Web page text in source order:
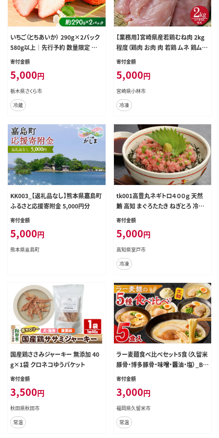
いちご（とちあいか） 290g×2パック
580g以上｜先行予約 数量限定 栃
木県 果物 くだもの フルーツ 苺 イチ
寄付金額
5,000円
栃木県さくら市
冷蔵
【業務用】宮崎県産若鶏むね肉 2kg
程度（鶏肉 お肉 肉 若鶏 ムネ 鶏ムネ
鶏むね肉 ムネ肉 業務用 切り身 唐揚
寄付金額
5,000円
宮崎県小林市
冷凍
KK003_【返礼品なし】熊本県嘉島町
ふるさと応援寄附金 5,000円分
寄付金額
5,000円
熊本県嘉島町
tk001高豊丸ネギトロ４００ｇ 天然
鮪 高知 まぐろたたき ねぎとろ 冷凍
小分け 便利
寄付金額
5,000円
高知県室戸市
冷凍
国産鶏ささみジャーキー 無添加 40
g×1袋 クロネコゆうパケット
寄付金額
3,500円
秋田県秋田市
常温
ラー麦麺食べ比べセット5食（久留米
豚骨・博多豚骨・味噌・醤油・塩）_Br0
59
寄付金額
3,000円
福岡県久留米市
常温